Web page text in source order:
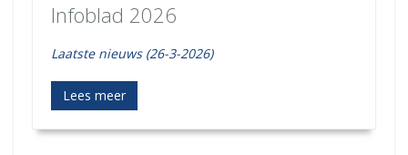
Infoblad 2026
Laatste nieuws (26-3-2026)
Lees meer